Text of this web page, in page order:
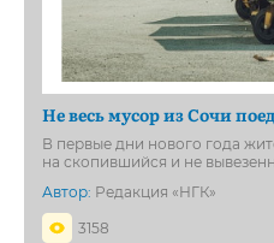
Не весь мусор из Сочи
В первые дни нового года
на скопившийся и не
Автор: Редакция «НГК»
3158